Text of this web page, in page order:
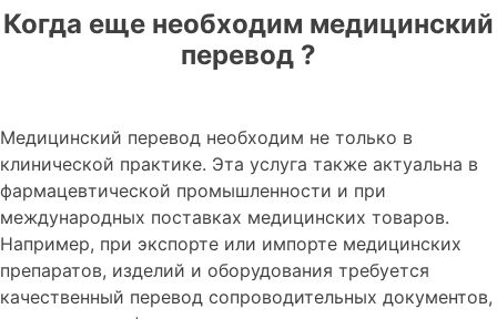
Когда еще необходим медицинский
перевод ?
Медицинский перевод необходим не только в
клинической практике. Эта услуга также актуальна в
фармацевтической промышленности и при
международных поставках медицинских товаров.
Например, при экспорте или импорте медицинских
препаратов, изделий и оборудования требуется
качественный перевод сопроводительных документов,